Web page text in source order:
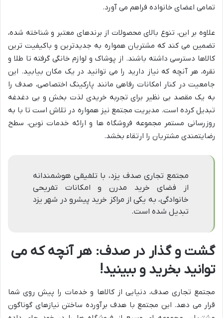
تمامی اعضای خانواده فراهم می آورد.
علاوه بر این، تنوع بالای محصولات از برندهای معتبر و شناخته شده،
تضمین می کند که مشتریان همواره به جدیدترین و باکیفیت ترین
کالاها دسترسی داشته باشند. از پوشاک و لوازم خانگی گرفته تا طلا و
نقره، هر آنچه که نیاز دارید را می توانید در یک مکان بیابید. این
جامعیت در کنار امکانات رفاهی مانند پارکینگ اختصاصی، صدف را
به یک مقصد بی نظیر برای تجربه خریدی لذت بخش و بی دغدغه
تبدیل کرده است. مدیریت مجتمع نیز همواره در تلاش است تا با به
روزرسانی مستمر مجموعه فروشگاه ها و ارائه خدمات نوین، سطح
رضایتمندی مشتریان را ارتقاء بخشد.
مجتمع تجاری صدف یزد، با تلفیقی هوشمندانه
از فضای خرید مدرن و امکانات تفریحی
خانوادگی، به یکی از مراکز خرید پیشرو در شهر یزد
تبدیل شده است.
گشت و گذار در صدف: هر آنچه که می
توانید بخرید و ببینید!
مجتمع تجاری صدف، دنیایی از کالاها و خدمات را پیش روی شما
قرار می دهد. این مجتمع با هدف برآورده ساختن نیازهای گوناگون